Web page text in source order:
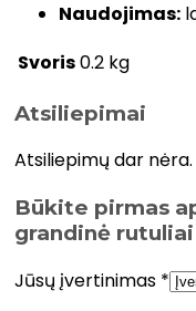
Naudojimas:
Svoris0.2 kg
Atsiliepimai
Atsiliepimų dar nėra.
Būkite pirmas
grandinė rutuliai
Jūsų įvertinimas *